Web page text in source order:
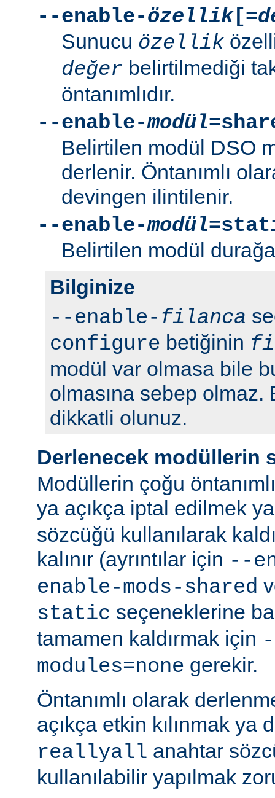
--enable-özellik[=
Sunucu özellik
değer belirtilmediği
öntanımlıdır.
--enable-modül
Belirtilen modül DSO
derlenir. Öntanımlı
devingen ilintilenir.
--enable-modül
Belirtilen modül
Bilginize
--enable- filanca
configure betiğinin
modül var olmasa bile
olmasına sebep olmaz.
dikkatli olunuz.
Derlenecek modüllerin
Modüllerin çoğu
ya açıkça iptal edilmek
sözcüğü kullanılarak
kalınır (ayrıntılar için --
enable-mods-shared
static seçeneklerine
tamamen kaldırmak için
modules=none gerekir.
Öntanımlı olarak
açıkça etkin kılınmak ya
reallyall anahtar
kullanılabilir yapılmak